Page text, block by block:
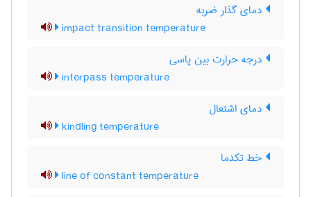
دمای گذار ضربه
impact transition temperature
درجه حرارت بین پاسی
interpass temperature
دمای اشتعال
kindling temperature
خط تکدما
line of constant temperature